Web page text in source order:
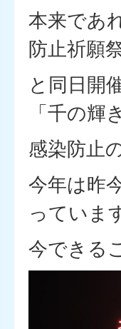
本来であ
防止祈願祭
と同日開
「千の輝
感染防止
今年は昨
っていま
今できる